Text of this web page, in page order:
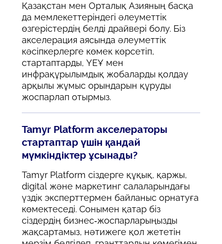
Қазақстан мен Орталық Азияның басқа
да мемлекеттеріндегі әлеуметтік
өзгерістердің белді драйвері болу. Біз
акселерация аясында әлеуметтік
кәсіпкерлерге көмек көрсетіп,
стартаптарды, ҮЕҰ мен
инфрақұрылымдық жобаларды қолдау
арқылы жұмыс орындарын құруды
жоспарлап отырмыз.
Tamyr Platform акселераторы
стартаптар үшін қандай
мүмкіндіктер ұсынады?
Tamyr Platform сіздерге құқық, қаржы,
digital және маркетинг салаларындағы
үздік эксперттермен байланыс орнатуға
көмектеседі. Сонымен қатар біз
сіздердің бизнес-жоспарларыңызды
жақсартамыз, нәтижеге қол жететін